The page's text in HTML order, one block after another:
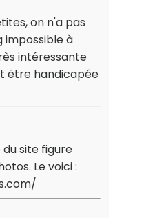
on n'a pas
impossible à
intéressante
être handicapée
du site figure
Le voici :